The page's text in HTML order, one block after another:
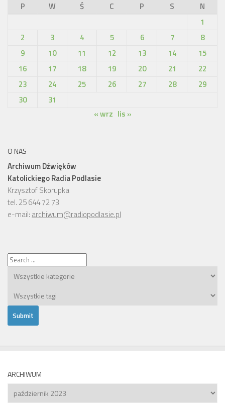
P
W Ś C P S
N
1
2
3 4 5 6 7
8
9
10 11 12 13 14
15
16
17 18 19 20 21
22
23
24 25 26 27 28
29
30
31
« wrz lis »
O NAS
Archiwum Dźwięków
Katolickiego Radia Podlasie
Krzysztof Skorupka
tel. 25 644 72 73
e-mail: archiwum@radiopodlasie.pl
ARCHIWUM
Archiwum